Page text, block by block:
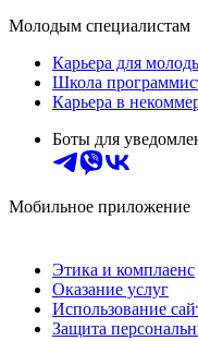
Молодым специалистам
Карьера для
Школа
Карьера в
Боты для
Мобильное приложение
Этика и комплаенс
Оказание услуг
Использование
Защита